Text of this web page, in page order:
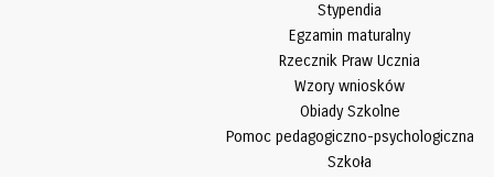
Stypendia
Egzamin maturalny
Rzecznik Praw Ucznia
Wzory wniosków
Obiady Szkolne
Pomoc pedagogiczno-psychologiczna
Szkoła